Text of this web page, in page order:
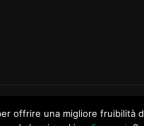
offrire una migliore fruibilità